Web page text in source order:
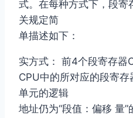
式。在每种方式下，段寄
关规定简
单描述如下：
实方式： 前4个段寄存器
CPU中的所对应的段寄
单元的逻辑
地址仍为“段值：偏移 量